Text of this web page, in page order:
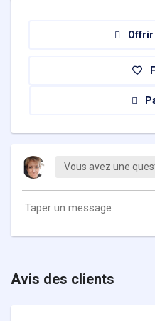
Offrir
Vous avez une
Avis des clients